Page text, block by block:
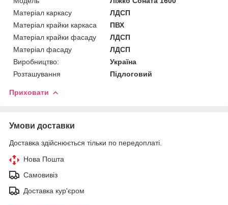
Матеріал каркасу
ЛДСП
Матеріал крайки каркаса
ПВХ
Матеріал крайки фасаду
ЛДСП
Матеріал фасаду
ЛДСП
Виробництво:
Україна
Розташування
Підлоговий
Приховати
Умови доставки
Доставка здійснюється тільки по передоплаті.
Нова Пошта
Самовивіз
Доставка кур'єром